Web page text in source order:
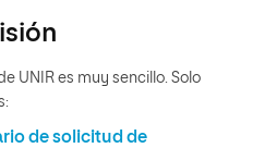
UNIR es muy sencillo. Solo
de solicitud de